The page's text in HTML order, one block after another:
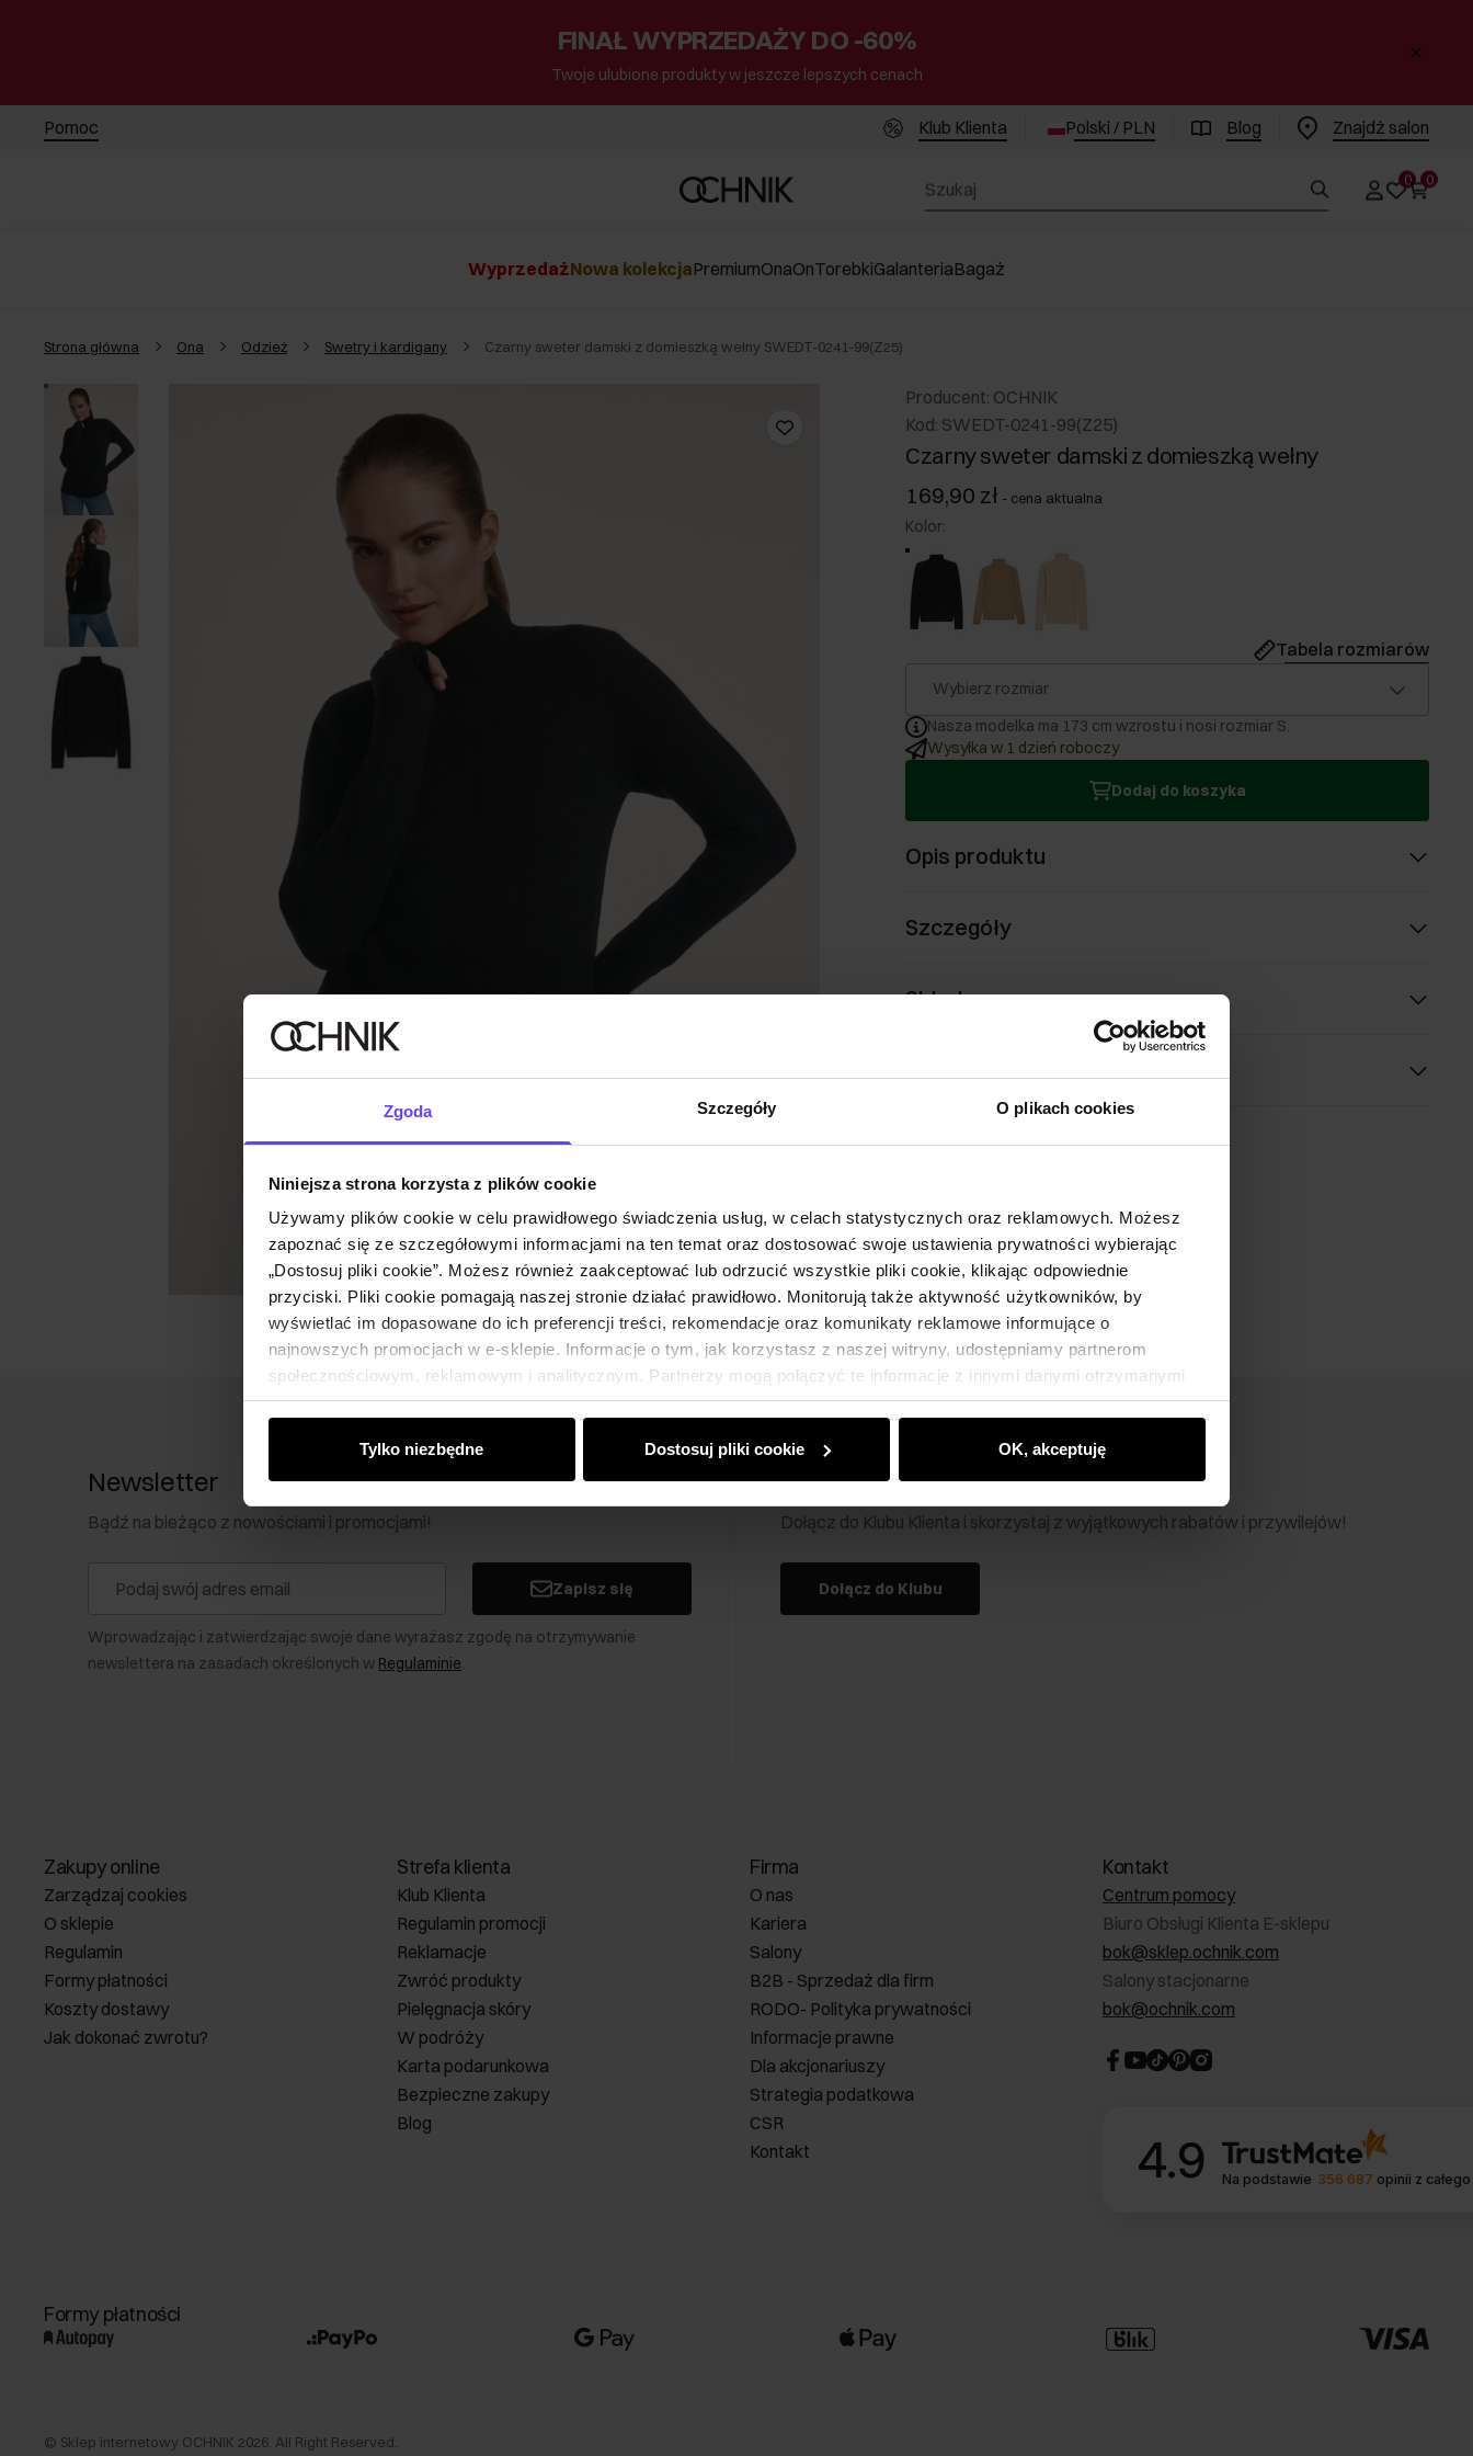
Zgoda Szczegóły O plikach cookies
Niniejsza strona korzysta z plików cookie
Używamy plików cookie w celu prawidłowego świadczenia usług, w celach statystycznych oraz reklamowych. Możesz
zapoznać się ze szczegółowymi informacjami na ten temat oraz dostosować swoje ustawienia prywatności wybierając
„Dostosuj pliki cookie”. Możesz również zaakceptować lub odrzucić wszystkie pliki cookie, klikając odpowiednie
przyciski. Pliki cookie pomagają naszej stronie działać prawidłowo. Monitorują także aktywność użytkowników, by
wyświetlać im dopasowane do ich preferencji treści, rekomendacje oraz komunikaty reklamowe informujące o
najnowszych promocjach w e-sklepie. Informacje o tym, jak korzystasz z naszej witryny, udostępniamy partnerom
społecznościowym, reklamowym i analitycznym. Partnerzy mogą połączyć te informacje z innymi danymi otrzymanymi
od Ciebie lub uzyskanymi podczas korzystania z ich usług.
Tylko niezbędne Dostosuj pliki cookie OK, akceptuję
FINAŁ WYPRZEDAŻY DO -60%
Twoje ulubione produkty w jeszcze lepszych cenach
Pomoc Klub Klienta Polski / PLN Blog Znajdż salon
0 0
WyprzedażNowa kolekcjaPremiumOnaOnTorebkiGalanteriaBagaż
Strona główna Ona Odzież Swetry i kardigany Czarny sweter damski z domieszką wełny SWEDT-0241-99(Z25)
Producent: OCHNIK
Kod: SWEDT-0241-99(Z25)
Czarny sweter damski z domieszką wełny
169,90 zł - cena aktualna
Kolor:
Tabela rozmiarów
Wybierz rozmiar
Nasza modelka ma 173 cm wzrostu i nosi rozmiar S.
Wysyłka w 1 dzień roboczy
Dodaj do koszyka
Opis produktu
Szczegóły
Skład
Newsletter
Bądź na bieżąco z nowościami i promocjami!
Zapisz się
Wprowadzając i zatwierdzając swoje dane wyrażasz zgodę na otrzymywanie
newslettera na zasadach określonych w Regulaminie.
Klub Klienta Ochnik
Dołącz do Klubu Klienta i skorzystaj z wyjątkowych rabatów i przywilejów!
Dołącz do Klubu
Zakupy online
Zarządzaj cookies
O sklepie
Regulamin
Formy płatności
Koszty dostawy
Jak dokonać zwrotu?
Strefa klienta
Klub Klienta
Regulamin promocji
Reklamacje
Zwróć produkty
Pielęgnacja skóry
W podróży
Karta podarunkowa
Bezpieczne zakupy
Blog
Firma
O nas
Kariera
Salony
B2B - Sprzedaż dla firm
RODO- Polityka prywatności
Informacje prawne
Dla akcjonariuszy
Strategia podatkowa
CSR
Kontakt
Kontakt
Centrum pomocy
Biuro Obsługi Klienta E-sklepu
bok@sklep.ochnik.com
Salony stacjonarne
bok@ochnik.com
4.9 Na podstawie 356 687 opinii z
Formy płatności
© Sklep internetowy OCHNIK 2026 . All Right Reserved.